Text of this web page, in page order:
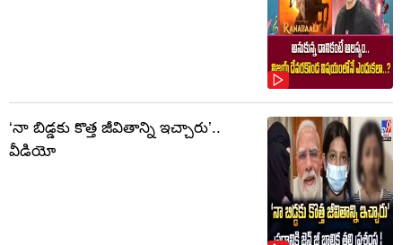
‘నా బిడ్డకు కొత్త జీవితాన్ని ఇచ్చారు’..
వీడియో